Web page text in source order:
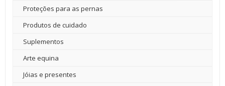
Proteções para as pernas
Produtos de cuidado
Suplementos
Arte equina
Jóias e presentes